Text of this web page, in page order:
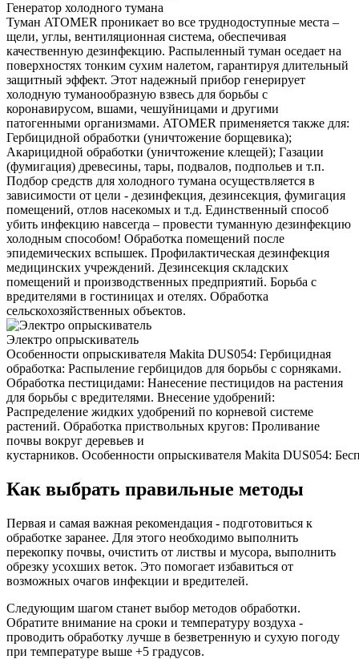
Генератор холодного тумана
Туман ATOMER проникает во все труднодоступные места –
щели, углы, вентиляционная система, обеспечивая
качественную дезинфекцию. Распыленный туман оседает на
поверхностях тонким сухим налетом, гарантируя длительный
защитный эффект. Этот надежный прибор генерирует
холодную туманообразную взвесь для борьбы с
коронавирусом, вшами, чешуйницами и другими
патогенными организмами. ATOMER применяется также для:
Гербицидной обработки (уничтожение борщевика);
Акарицидной обработки (уничтожение клещей); Газации
(фумигация) древесины, тары, подвалов, подпольев и т.п.
Подбор средств для холодного тумана осуществляется в
зависимости от цели - дезинфекция, дезинсекция, фумигация
помещений, отлов насекомых и т.д. Единственный способ
убить инфекцию навсегда – провести туманную дезинфекцию
холодным способом! Обработка помещений после
эпидемических вспышек. Профилактическая дезинфекция
медицинских учреждений. Дезинсекция складских
помещений и производственных предприятий. Борьба с
вредителями в гостиницах и отелях. Обработка
сельскохозяйственных объектов.
Электро опрыскиватель
Особенности опрыскивателя Makita DUS054: Гербицидная
обработка: Распыление гербицидов для борьбы с сорняками.
Обработка пестицидами: Нанесение пестицидов на растения
для борьбы с вредителями. Внесение удобрений:
Распределение жидких удобрений по корневой системе
растений. Обработка приствольных кругов: Проливание
почвы вокруг деревьев и
кустарников. Особенности опрыскивателя Makita DUS054:
Как выбрать правильные методы
Первая и самая важная рекомендация - подготовиться к
обработке заранее. Для этого необходимо выполнить
перекопку почвы, очистить от листвы и мусора, выполнить
обрезку усохших веток. Это помогает избавиться от
возможных очагов инфекции и вредителей.
Следующим шагом станет выбор методов обработки.
Обратите внимание на сроки и температуру воздуха -
проводить обработку лучше в безветренную и сухую погоду
при температуре выше +5 градусов.